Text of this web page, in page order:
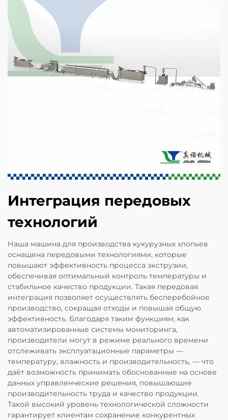
Интеграция передовых
технологий
Наша машина для производства кукурузных хлопьев
оснащена передовыми технологиями, которые
повышают эффективность процесса экструзии,
обеспечивая оптимальный контроль температуры и
стабильное качество продукции. Такая передовая
интеграция позволяет осуществлять бесперебойное
производство, сокращая отходы и повышая общую
эффективность. Благодаря таким функциям, как
автоматизированные системы мониторинга,
производители могут в режиме реального времени
отслеживать эксплуатационные параметры —
температуру, влажность и производительность, — что
даёт возможность принимать обоснованные на основе
данных управленческие решения, повышающие
производительность труда и качество продукции.
Такой высокий уровень технологической сложности
гарантирует клиентам сохранение конкурентных